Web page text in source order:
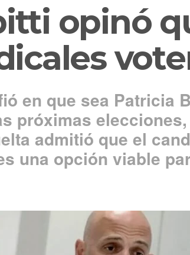
opinó
en que sea Patricia
próximas
admitió que el
una opción viable